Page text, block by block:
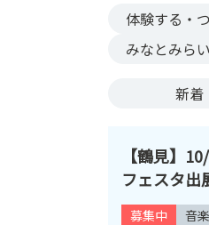
体験する・
みなとみら
新着
【鶴見】
フェスタ出
募集中 音楽